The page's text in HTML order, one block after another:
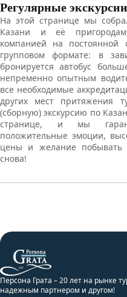
Регулярные
На этой странице мы
Казани и её
компанией на постоянной
групповом формате: в
бронируется автобус
непременно опытным
все необходимые
других мест притяжения
(сборную) экскурсию по
странице, и мы
положительные эмоции,
цены и желание побывать
снова!
Персона Грата – 20 лет на рынке
надежным партнером и другом!